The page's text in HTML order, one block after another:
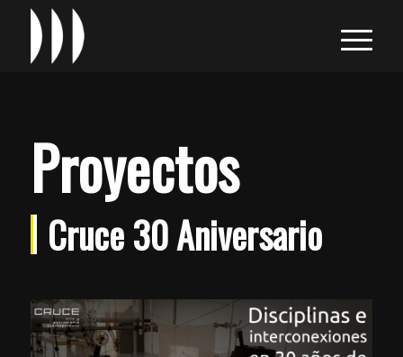
Proyectos
Cruce 30 Aniversario